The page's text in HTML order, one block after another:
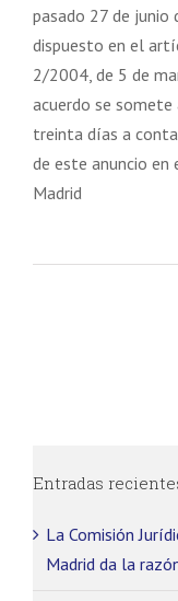
pasado 27 de junio
dispuesto en el
2/2004, de 5 de
acuerdo se
treinta días a
de este anuncio
Madrid
Entradas
La Comisión
Madrid da la